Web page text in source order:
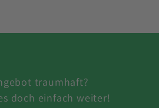
traumhaft?
doch einfach weiter!